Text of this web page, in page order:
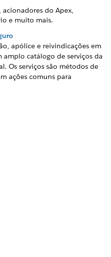
acionadores do Apex,
e muito mais.
apólice e reivindicações em
catálogo de serviços da
Os serviços são métodos de
ações comuns para
de programação
fluxos de Seguro.
o Seguro, talvez seja
personalizadas.
e componentes
criar seus próprios sites da
combinação de componentes